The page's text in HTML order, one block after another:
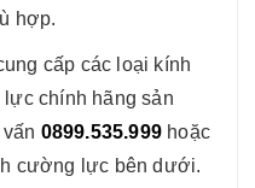
hợp.
cấp các loại kính
chính hãng sản
0899.535.999 hoặc
cường lực bên dưới.